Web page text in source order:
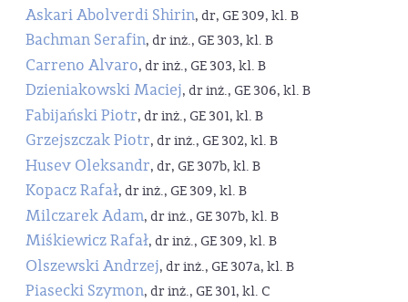
Askari Abolverdi Shirin, dr, GE 309, kl. B
Bachman Serafin, dr inż., GE 303, kl. B
Carreno Alvaro, dr inż., GE 303, kl. B
Dzieniakowski Maciej, dr inż., GE 306, kl. B
Fabijański Piotr, dr inż., GE 301, kl. B
Grzejszczak Piotr, dr inż., GE 302, kl. B
Husev Oleksandr, dr, GE 307b, kl. B
Kopacz Rafał, dr inż., GE 309, kl. B
Milczarek Adam, dr inż., GE 307b, kl. B
Miśkiewicz Rafał, dr inż., GE 309, kl. B
Olszewski Andrzej, dr inż., GE 307a, kl. B
Piasecki Szymon, dr inż., GE 301, kl. C